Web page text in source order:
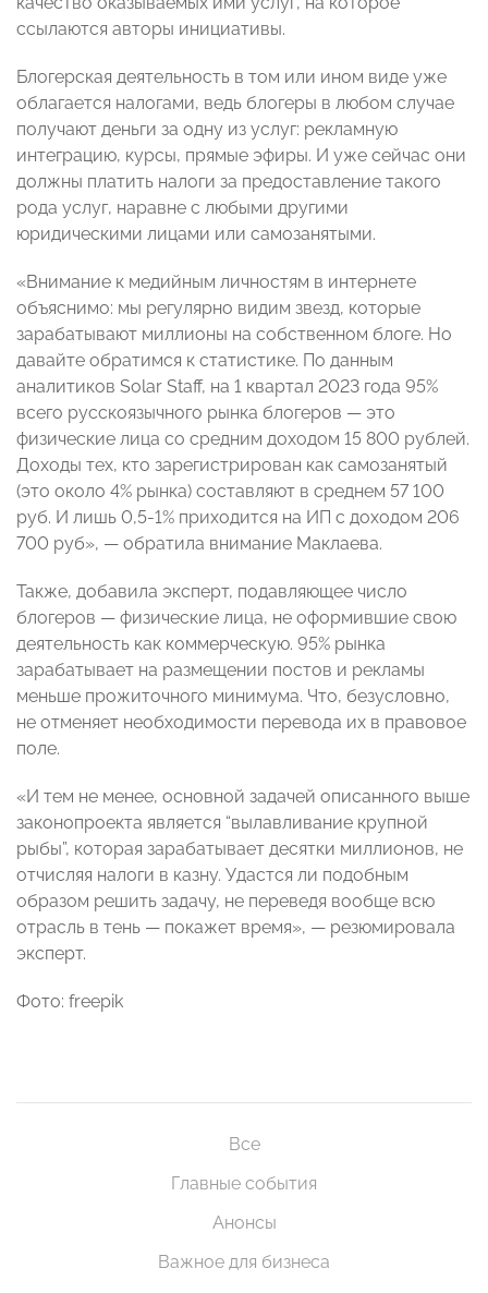
ссылаются авторы инициативы.
Блогерская деятельность в том или ином виде уже
облагается налогами, ведь блогеры в любом случае
получают деньги за одну из услуг: рекламную
интеграцию, курсы, прямые эфиры. И уже сейчас они
должны платить налоги за предоставление такого
рода услуг, наравне с любыми другими
юридическими лицами или самозанятыми.
«Внимание к медийным личностям в интернете
объяснимо: мы регулярно видим звезд, которые
зарабатывают миллионы на собственном блоге. Но
давайте обратимся к статистике. По данным
аналитиков Solar Staff, на 1 квартал 2023 года 95%
всего русскоязычного рынка блогеров — это
физические лица со средним доходом 15 800 рублей.
Доходы тех, кто зарегистрирован как самозанятый
(это около 4% рынка) составляют в среднем 57 100
руб. И лишь 0,5-1% приходится на ИП с доходом 206
700 руб», — обратила внимание Маклаева.
Также, добавила эксперт, подавляющее число
блогеров — физические лица, не оформившие свою
деятельность как коммерческую. 95% рынка
зарабатывает на размещении постов и рекламы
меньше прожиточного минимума. Что, безусловно,
не отменяет необходимости перевода их в правовое
поле.
«И тем не менее, основной задачей описанного выше
законопроекта является “вылавливание крупной
рыбы”, которая зарабатывает десятки миллионов, не
отчисляя налоги в казну. Удастся ли подобным
образом решить задачу, не переведя вообще всю
отрасль в тень — покажет время», — резюмировала
эксперт.
Фото: freepik
Все
Главные события
Анонсы
Важное для бизнеса